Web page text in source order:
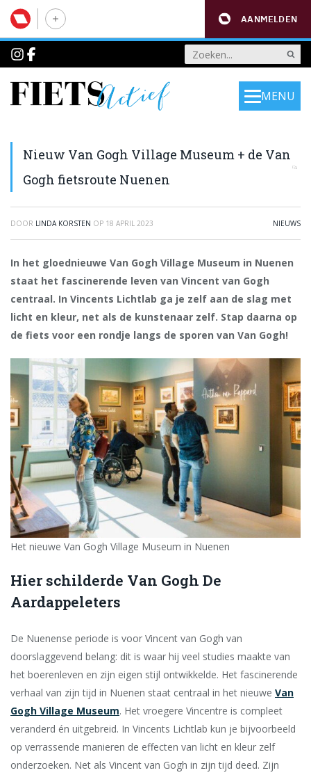
AANMELDEN
MENU
Nieuw Van Gogh Village Museum + de Van
Gogh fietsroute Nuenen
DOOR LINDA KORSTEN OP 18 APRIL 2023 NIEUWS
In het gloednieuwe Van Gogh Village Museum in Nuenen
staat het fascinerende leven van Vincent van Gogh
centraal. In Vincents Lichtlab ga je zelf aan de slag met
licht en kleur, net als de kunstenaar zelf. Stap daarna op
de fiets voor een rondje langs de sporen van Van Gogh!
Het nieuwe Van Gogh Village Museum in Nuenen
Hier schilderde Van Gogh De
Aardappeleters
De Nuenense periode is voor Vincent van Gogh van
doorslaggevend belang: dit is waar hij veel studies maakte van
het boerenleven en zijn eigen stijl ontwikkelde. Het fascinerende
verhaal van zijn tijd in Nuenen staat centraal in het nieuwe Van
Gogh Village Museum. Het vroegere Vincentre is compleet
veranderd én uitgebreid. In Vincents Lichtlab kun je bijvoorbeeld
op verrassende manieren de effecten van licht en kleur zelf
onderzoeken. Net als Vincent van Gogh in zijn tijd deed. Zijn